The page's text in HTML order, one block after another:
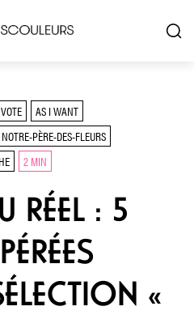
AS I WANT
PÈRE-DES-FLEURS
2 MIN
RÉEL : 5
«